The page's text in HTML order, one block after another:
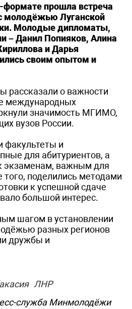
формате прошла встреча
молодёжью Луганской
Молодые дипломаты,
– Данил Попияков, Алина
и Дарья
своим опытом и
рассказали о важности
международных
значимость МГИМО,
вузов России.
факультеты и
для абитуриентов, а
экзаменам, важным для
того, поделились методами
к успешной сдаче
большой интерес.
шагом в установлении
разных регионов
дружбы и
ЛНР
служба Минмолодёжи